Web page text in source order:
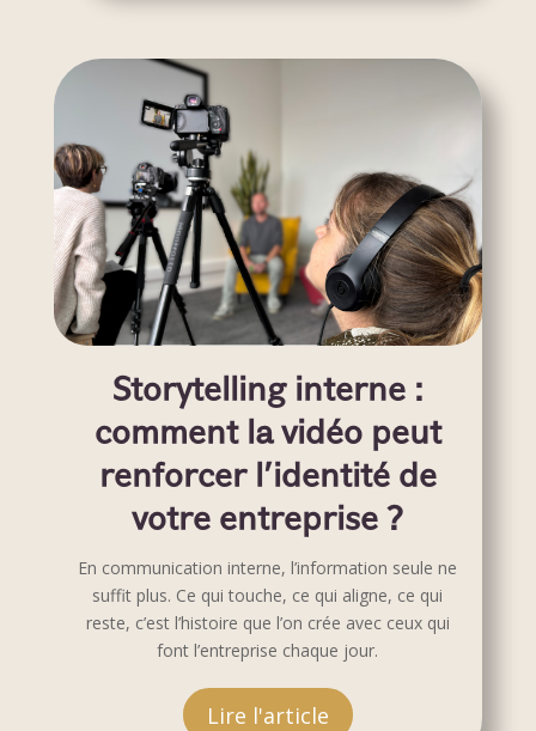
Storytelling interne :
comment la vidéo peut
renforcer l’identité de
votre entreprise ?
En communication interne, l’information seule ne
suffit plus. Ce qui touche, ce qui aligne, ce qui
reste, c’est l’histoire que l’on crée avec ceux qui
font l’entreprise chaque jour.
Lire l'article